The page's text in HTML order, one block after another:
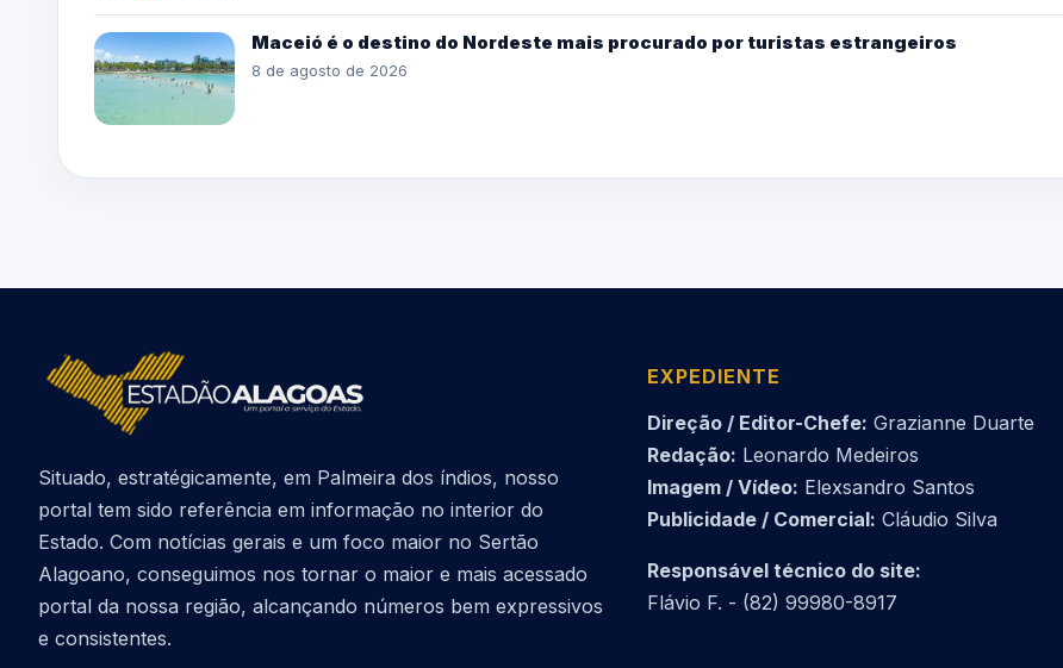
Maceió é o destino do Nordeste mais procurado por turistas estrangeiros
8 de agosto de 2026
Situado, estratégicamente, em Palmeira dos índios, nosso
portal tem sido referência em informação no interior do
Estado. Com notícias gerais e um foco maior no Sertão
Alagoano, conseguimos nos tornar o maior e mais acessado
portal da nossa região, alcançando números bem expressivos
e consistentes.
EXPEDIENTE
Direção / Editor-Chefe: Grazianne Duarte
Redação: Leonardo Medeiros
Imagem / Vídeo: Elexsandro Santos
Publicidade / Comercial: Cláudio Silva
Responsável técnico do site:
Flávio F. - (82) 99980-8917